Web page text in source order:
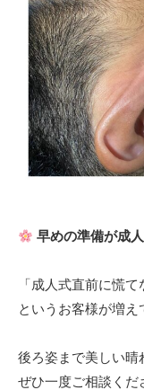
早めの準備が成
「成人式直前に慌
というお客様が増え
後ろ姿まで美しい晴
ぜひ一度ご相談くだ